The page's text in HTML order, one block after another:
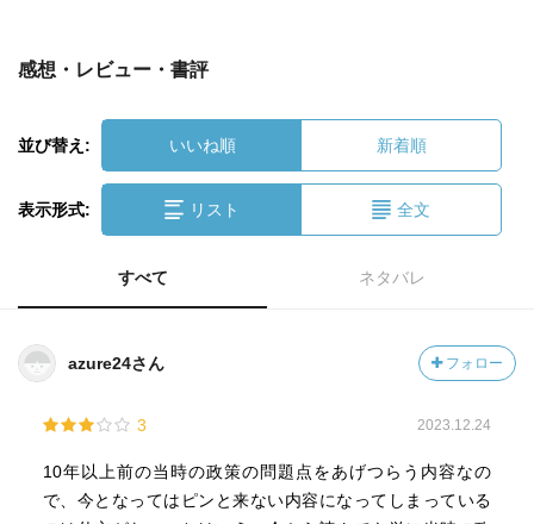
感想・レビュー・書評
並び替え: いいね順 新着順
表示形式: リスト 全文
すべて ネタバレ
azure24さん フォロー
3 2023.12.24
10年以上前の当時の政策の問題点をあげつらう内容なの
で、今となってはピンと来ない内容になってしまっている